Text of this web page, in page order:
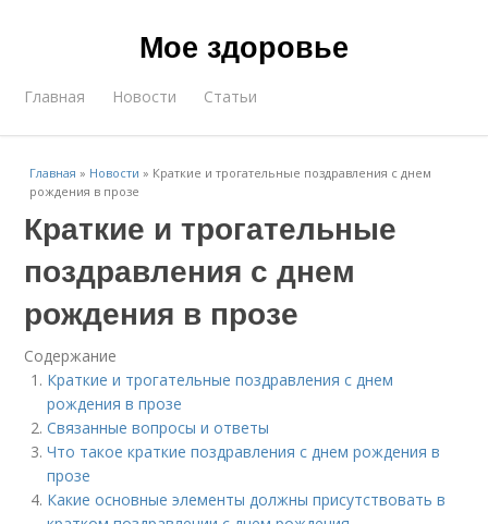
Мое здоровье
Главная Новости Статьи
Главная » Новости » Краткие и трогательные поздравления с днем
рождения в прозе
Краткие и трогательные
поздравления с днем
рождения в прозе
Содержание
Краткие и трогательные поздравления с днем
рождения в прозе
Связанные вопросы и ответы
Что такое краткие поздравления с днем рождения в
прозе
Какие основные элементы должны присутствовать в